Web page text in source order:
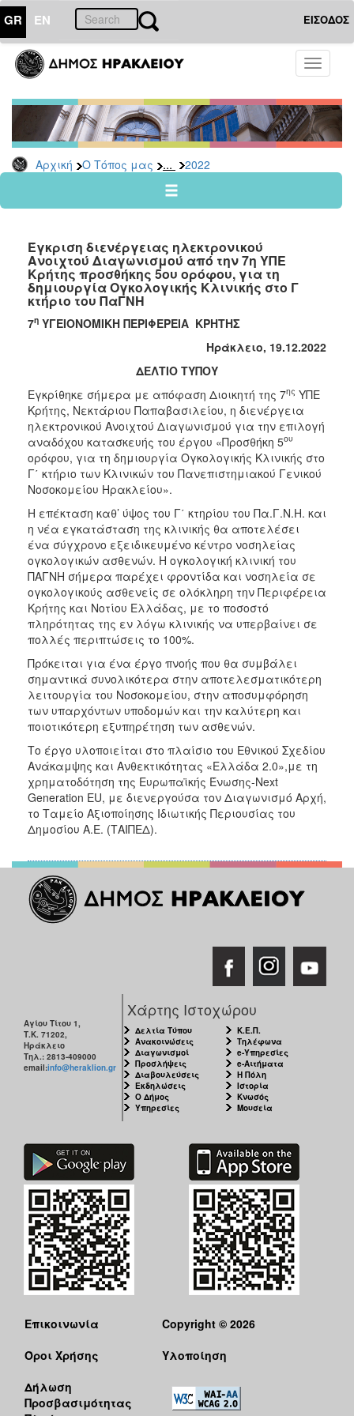
GR EN ΕΙΣΟΔΟΣ
Toggle
Αρχική Ο Τόπος μας ... 2022
ΤΟΠΟΣ
ΜΑΣ
Ανακοινώσεις
Αρχείο
2026
2024
2022
2021
2020
2019
2016
2015
2012
2011
ΔΗΜΟΣ
ΠΟΛΙΤΙΣΜΟΣ
ΑΝΘΕΚΤΙΚΗ
ΠΟΛΗ
Έγκριση διενέργειας ηλεκτρονικού
Ανοιχτού Διαγωνισμού από την 7η ΥΠΕ
Κρήτης προσθήκης 5ου ορόφου, για τη
δημιουργία Ογκολογικής Κλινικής στο Γ
κτήριο του ΠαΓΝΗ
7η ΥΓΕΙΟΝΟΜΙΚΗ ΠΕΡΙΦΕΡΕΙΑ ΚΡΗΤΗΣ
Ηράκλειο, 19.12.2022
ΔΕΛΤΙΟ ΤΥΠΟΥ
Εγκρίθηκε σήμερα με απόφαση Διοικητή της 7ης ΥΠΕ
Κρήτης, Νεκτάριου Παπαβασιλείου, η διενέργεια
ηλεκτρονικού Ανοιχτού Διαγωνισμού για την επιλογή
αναδόχου κατασκευής του έργου «Προσθήκη 5ου
ορόφου, για τη δημιουργία Ογκολογικής Κλινικής στο
Γ΄ κτήριο των Κλινικών του Πανεπιστημιακού Γενικού
Νοσοκομείου Ηρακλείου».
Η επέκταση καθ’ ύψος του Γ΄ κτηρίου του Πα.Γ.Ν.Η. και
η νέα εγκατάσταση της κλινικής θα αποτελέσει
ένα σύγχρονο εξειδικευμένο κέντρο νοσηλείας
ογκολογικών ασθενών. Η ογκολογική κλινική του
ΠΑΓΝΗ σήμερα παρέχει φροντίδα και νοσηλεία σε
ογκολογικούς ασθενείς σε ολόκληρη την Περιφέρεια
Κρήτης και Νοτίου Ελλάδας, με το ποσοστό
πληρότητας της εν λόγω κλινικής να υπερβαίνει σε
πολλές περιπτώσεις το 100%.
Πρόκειται για ένα έργο πνοής που θα συμβάλει
σημαντικά συνολικότερα στην αποτελεσματικότερη
λειτουργία του Νοσοκομείου, στην αποσυμφόρηση
των υπαρχόντων υποδομών και την καλύτερη και
ποιοτικότερη εξυπηρέτηση των ασθενών.
Το έργο υλοποιείται στο πλαίσιο του Εθνικού Σχεδίου
Ανάκαμψης και Ανθεκτικότητας «Ελλάδα 2.0»,με τη
χρηματοδότηση της Ευρωπαϊκής Ένωσης-Next
Generation EU, με διενεργούσα τον Διαγωνισμό Αρχή,
το Ταμείο Αξιοποίησης Ιδιωτικής Περιουσίας του
Δημοσίου Α.Ε. (ΤΑΙΠΕΔ).
Αγίου Τίτου 1,
Τ.Κ. 71202,
Ηράκλειο
Τηλ.: 2813-409000
email:info@heraklion.gr
Χάρτης Ιστοχώρου
Δελτία Τύπου
Ανακοινώσεις
Διαγωνισμοί
Προσλήψεις
Διαβουλεύσεις
Εκδηλώσεις
Ο Δήμος
Υπηρεσίες
Κ.Ε.Π.
Τηλέφωνα
e-Υπηρεσίες
e-Αιτήματα
Η Πόλη
Ιστορία
Κνωσός
Μουσεία
Επικοινωνία
Όροι Χρήσης
Δήλωση
Προσβασιμότητας
Copyright © 2026
Υλοποίηση